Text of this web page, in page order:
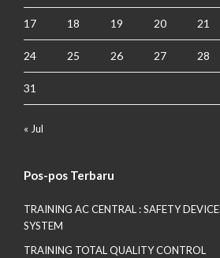
17 18 19 20 21
24 25 26 27 28
31
« Jul
Pos-pos Terbaru
TRAINING AC CENTRAL : SAFETY
SYSTEM
TRAINING TOTAL QUALITY CONTROL